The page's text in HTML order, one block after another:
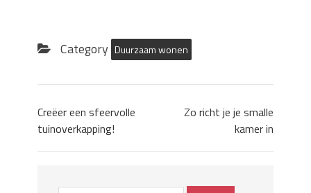
Category Duurzaam wonen
Creëer een sfeervolle
tuinoverkapping!
Zo richt je je smalle
kamer in